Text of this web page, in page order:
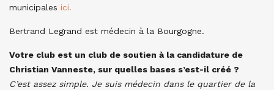
municipales ici.
Bertrand Legrand est médecin à la Bourgogne.
Votre club est un club de soutien à la candidature de
Christian Vanneste, sur quelles bases s’est-il créé ?
C’est assez simple. Je suis médecin dans le quartier de la